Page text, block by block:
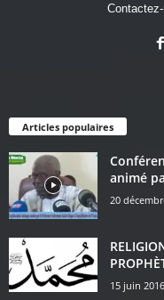
Articles populaires
animé
20
15 juin 2016